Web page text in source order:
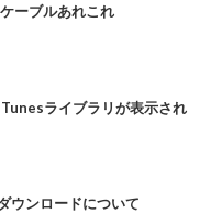
ーブルあれこれ
ライブラリが表示され
ウンロードについて